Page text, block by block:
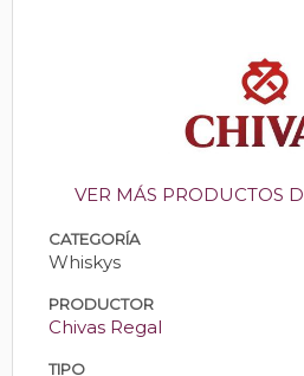
VER MÁS PRODUCTOS
CATEGORÍA
Whiskys
PRODUCTOR
Chivas Regal
TIPO